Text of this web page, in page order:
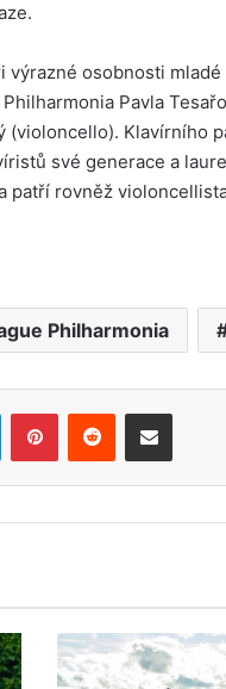
osobnosti
Pavla
(violoncello). Klavírního
své generace a
patří rovněž
Philharmonia